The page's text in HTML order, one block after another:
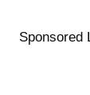
Sponsored